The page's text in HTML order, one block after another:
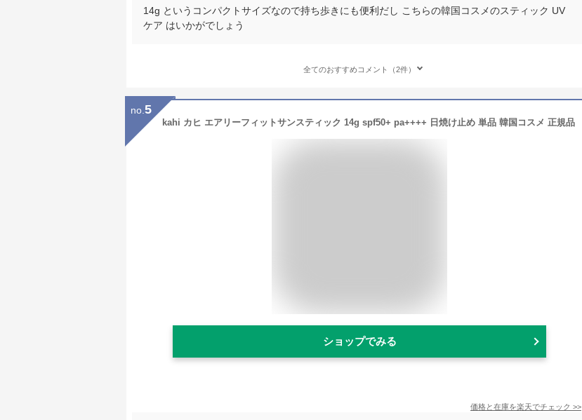
14g というコンパクトサイズなので持ち歩きにも便利だし こちらの韓国コスメのスティック UV
ケア はいかがでしょう
全てのおすすめコメント（2件）
no. 5
kahi カヒ エアリーフィットサンスティック 14g spf50+ pa++++ 日焼け止め 単品 韓国コスメ 正規品
ショップでみる
価格と在庫を楽天でチェック >>